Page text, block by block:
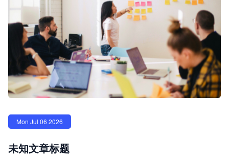
Mon Jul 06 2026
未知文章标题